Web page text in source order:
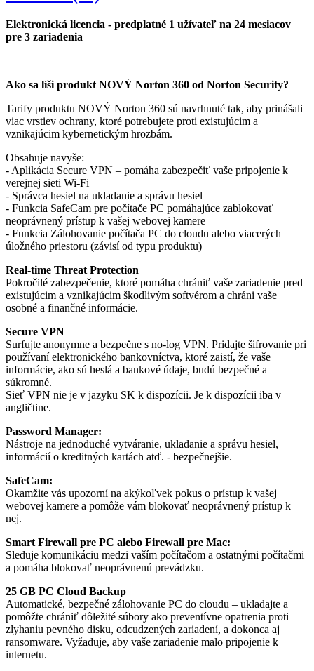
Elektronická licencia - predplatné 1 užívateľ na 24 mesiacov
pre 3 zariadenia
Ako sa líši produkt NOVÝ Norton 360 od Norton Security?
Tarify produktu NOVÝ Norton 360 sú navrhnuté tak, aby prinášali
viac vrstiev ochrany, ktoré potrebujete proti existujúcim a
vznikajúcim kybernetickým hrozbám.
Obsahuje navyše:
- Aplikácia Secure VPN – pomáha zabezpečiť vaše pripojenie k
verejnej sieti Wi-Fi
- Správca hesiel na ukladanie a správu hesiel
- Funkcia SafeCam pre počítače PC pomáhajúce zablokovať
neoprávnený prístup k vašej webovej kamere
- Funkcia Zálohovanie počítača PC do cloudu alebo viacerých
úložného priestoru (závisí od typu produktu)
Real-time Threat Protection
Pokročilé zabezpečenie, ktoré pomáha chrániť vaše zariadenie pred
existujúcim a vznikajúcim škodlivým softvérom a chráni vaše
osobné a finančné informácie.
Secure VPN
Surfujte anonymne a bezpečne s no-log VPN. Pridajte šifrovanie pri
používaní elektronického bankovníctva, ktoré zaistí, že vaše
informácie, ako sú heslá a bankové údaje, budú bezpečné a
súkromné.
Sieť VPN nie je v jazyku SK k dispozícii. Je k dispozícii iba v
angličtine.
Password Manager:
Nástroje na jednoduché vytváranie, ukladanie a správu hesiel,
informácií o kreditných kartách atď. - bezpečnejšie.
SafeCam:
Okamžite vás upozorní na akýkoľvek pokus o prístup k vašej
webovej kamere a pomôže vám blokovať neoprávnený prístup k
nej.
Smart Firewall pre PC alebo Firewall pre Mac:
Sleduje komunikáciu medzi vaším počítačom a ostatnými počítačmi
a pomáha blokovať neoprávnenú prevádzku.
25 GB PC Cloud Backup
Automatické, bezpečné zálohovanie PC do cloudu – ukladajte a
pomôžte chrániť dôležité súbory ako preventívne opatrenia proti
zlyhaniu pevného disku, odcudzených zariadení, a dokonca aj
ransomware. Vyžaduje, aby vaše zariadenie malo pripojenie k
internetu.